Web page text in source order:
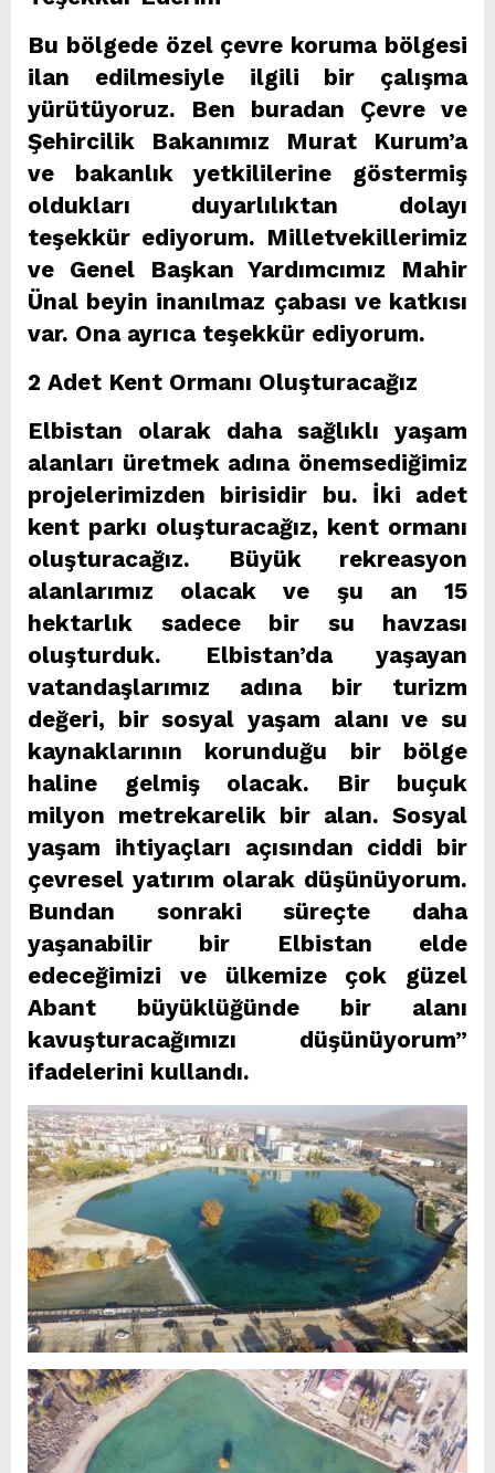
Bu bölgede özel çevre koruma bölgesi
ilan edilmesiyle ilgili bir çalışma
yürütüyoruz. Ben buradan Çevre ve
Şehircilik Bakanımız Murat Kurum’a
ve bakanlık yetkililerine göstermiş
oldukları duyarlılıktan dolayı
teşekkür ediyorum. Milletvekillerimiz
ve Genel Başkan Yardımcımız Mahir
Ünal beyin inanılmaz çabası ve katkısı
var. Ona ayrıca teşekkür ediyorum.
2 Adet Kent Ormanı Oluşturacağız
Elbistan olarak daha sağlıklı yaşam
alanları üretmek adına önemsediğimiz
projelerimizden birisidir bu. İki adet
kent parkı oluşturacağız, kent ormanı
oluşturacağız. Büyük rekreasyon
alanlarımız olacak ve şu an 15
hektarlık sadece bir su havzası
oluşturduk. Elbistan’da yaşayan
vatandaşlarımız adına bir turizm
değeri, bir sosyal yaşam alanı ve su
kaynaklarının korunduğu bir bölge
haline gelmiş olacak. Bir buçuk
milyon metrekarelik bir alan. Sosyal
yaşam ihtiyaçları açısından ciddi bir
çevresel yatırım olarak düşünüyorum.
Bundan sonraki süreçte daha
yaşanabilir bir Elbistan elde
edeceğimizi ve ülkemize çok güzel
Abant büyüklüğünde bir alanı
kavuşturacağımızı düşünüyorum”
ifadelerini kullandı.